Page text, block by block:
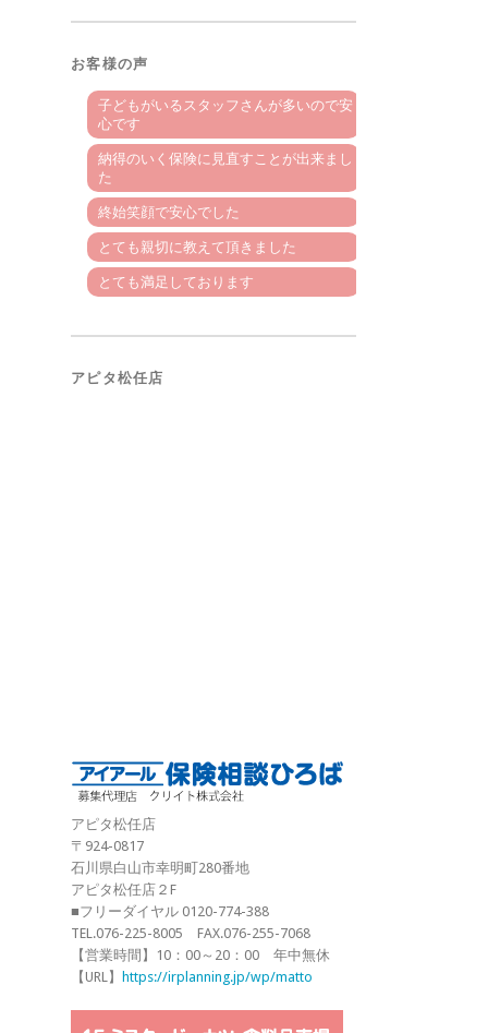
お客様の声
子どもがいるスタッフさんが多いので安
心です
納得のいく保険に見直すことが出来まし
た
終始笑顔で安心でした
とても親切に教えて頂きました
とても満足しております
アピタ松任店
アピタ松任店
〒924-0817
石川県白山市幸明町280番地
アピタ松任店２F
■フリーダイヤル 0120-774-388
TEL.076-225-8005 FAX.076-255-7068
【営業時間】10：00～20：00 年中無休
【URL】
https://irplanning.jp/wp/matto